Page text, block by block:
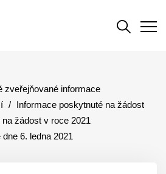
zveřejňované informace
Informace poskytnuté na žádost
žádost v roce 2021
6. ledna 2021